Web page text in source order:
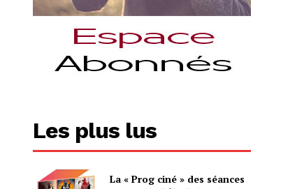
Les plus lus
La « Prog ciné » des séances